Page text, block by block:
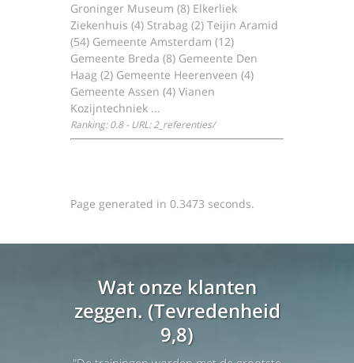
Groninger Museum (8) Elkerliek
Ziekenhuis (4) Strabag (2) Teijin Aramid
(54) Gemeente Amsterdam (12)
Gemeente Breda (8) Gemeente Den
Haag (2) Gemeente Heerenveen (4)
Gemeente Assen (4) Vianen
Kozijntechniek ...
Ranking: 0.8 - URL: 2_referenties/
Page generated in 0.3473 seconds.
Wat onze klanten
zeggen. (Tevredenheid
9,8)